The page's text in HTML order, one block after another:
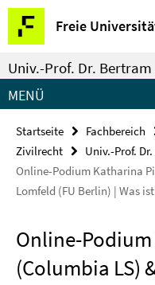
Springe
direkt
zu
Inhalt
Freie
Service-
Navigation
Univ.-Prof. Dr.
MENÜ
Startseite Fachbereich
Zivilrecht
Univ.-Prof.
Online-Podium Katharina
Lomfeld (FU Berlin) | Was
Online-
(Columbia LS)